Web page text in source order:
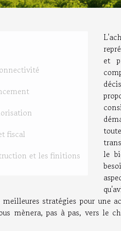
fiscal
et les finitions
et
le
meilleures stratégies pour une
mènera, pas à pas, vers le